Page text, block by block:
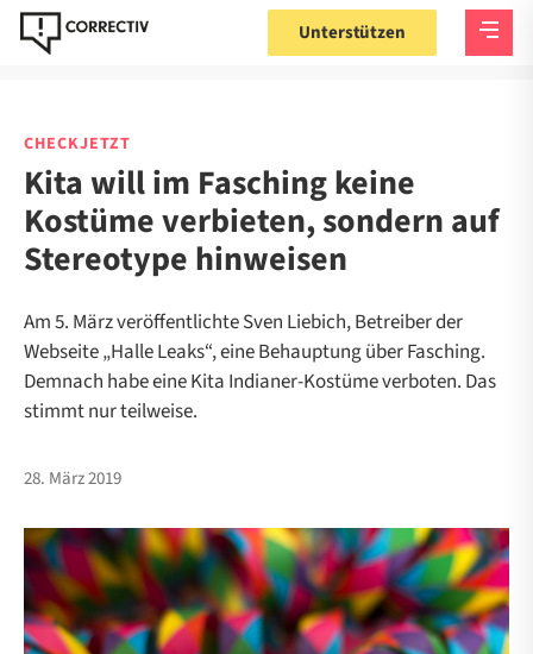
Unterstützen
CHECKJETZT
Kita will im Fasching keine
Kostüme verbieten, sondern auf
Stereotype hinweisen
Am 5. März veröffentlichte Sven Liebich, Betreiber der
Webseite „Halle Leaks“, eine Behauptung über Fasching.
Demnach habe eine Kita Indianer-Kostüme verboten. Das
stimmt nur teilweise.
28. März 2019